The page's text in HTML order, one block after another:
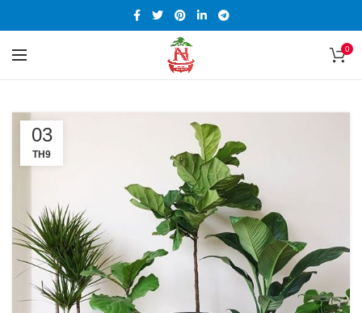
0
03
TH9